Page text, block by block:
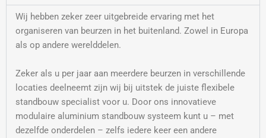
Wij hebben zeker zeer uitgebreide ervaring met het
organiseren van beurzen in het buitenland. Zowel in Europa
als op andere werelddelen.
Zeker als u per jaar aan meerdere beurzen in verschillende
locaties deelneemt zijn wij bij uitstek de juiste flexibele
standbouw specialist voor u. Door ons innovatieve
modulaire aluminium standbouw systeem kunt u – met
dezelfde onderdelen – zelfs iedere keer een andere